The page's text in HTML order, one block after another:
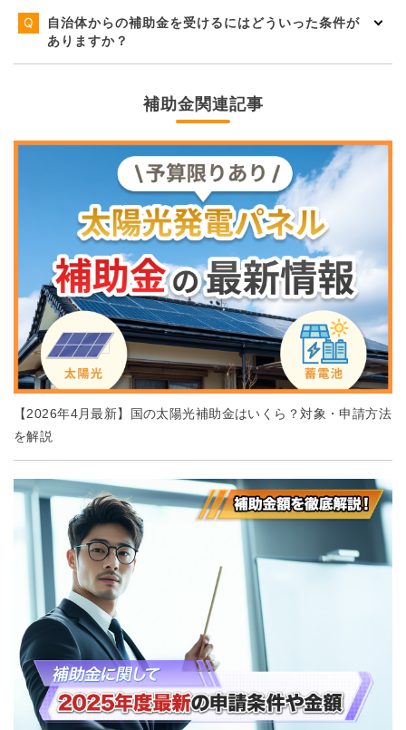
自治体からの補助金を受けるにはどういった条件が
ありますか？
補助金関連記事
【2026年4月最新】国の太陽光補助金はいくら？対象・申請方法
を解説